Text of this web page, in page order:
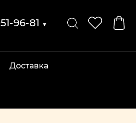
96-81 ▼
Доставка